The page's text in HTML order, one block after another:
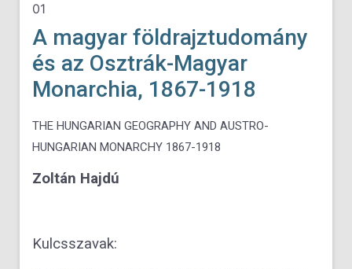
01
A magyar földrajztudomány
és az Osztrák-Magyar
Monarchia, 1867-1918
THE HUNGARIAN GEOGRAPHY AND AUSTRO-
HUNGARIAN MONARCHY 1867-1918
Zoltán Hajdú
Kulcsszavak: